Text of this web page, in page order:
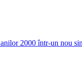
2000 într-un nou